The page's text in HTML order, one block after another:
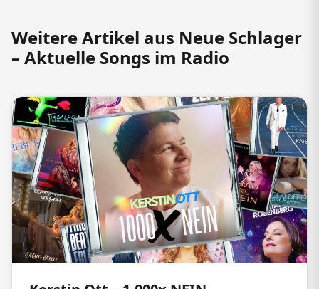
Weitere Artikel aus Neue Schlager
– Aktuelle Songs im Radio